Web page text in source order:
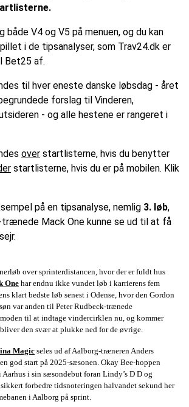
både V4 og V5 på menuen, og du kan
i de tipsanalyser, som Trav24.dk er
Bet25 af.
til hver eneste danske løbsdag - året
forslag til Vinderen,
- og alle hestene er rangeret i
over startlisterne, hvis du benytter
startlisterne, hvis du er på mobilen. Klik
på en tipsanalyse, nemlig 3. løb,
trænede Mack One kunne se ud til at få
over sprinterdistancen, hvor der er fuldt hus
Onehar endnu ikke vundet løb i karrierens fem
klart bedste løb senest i Odense, hvor den Gordon
var anden til Peter Rudbeck-trænede
til at indtage vindercirklen nu, og kommer
den svær at plukke ned for de øvrige.
Magic seles ud af Aalborg-træneren Anders
god start på 2025-sæsonen. Okay Bee-hoppen
i sin sæsondebut foran Lindy’s D D og
forbedre tidsnoteringen halvandet sekund her
i Aalborg på sprint.